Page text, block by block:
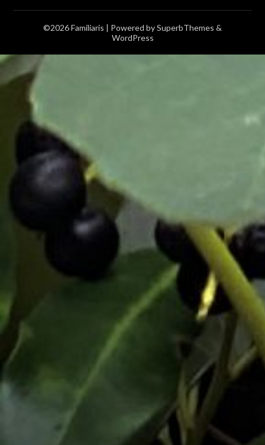
©2026 Familiaris | Powered bySuperbThemes &
WordPress